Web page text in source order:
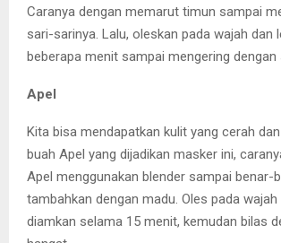
Caranya dengan memarut timun sampai
sari-sarinya. Lalu, oleskan pada wajah dan
beberapa menit sampai mengering dengan
Apel
Kita bisa mendapatkan kulit yang cerah
buah Apel yang dijadikan masker ini,
Apel menggunakan blender sampai benar-
tambahkan dengan madu. Oles pada wajah
diamkan selama 15 menit, kemudan bilas